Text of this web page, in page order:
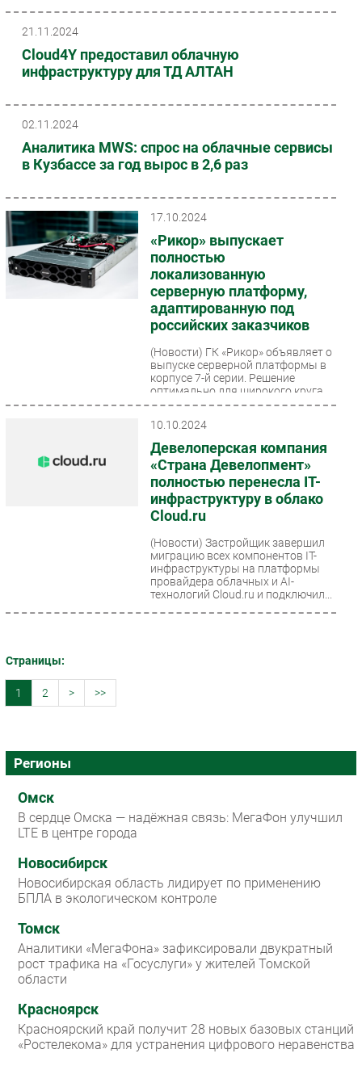
21.11.2024
Cloud4Y предоставил облачную
инфраструктуру для ТД АЛТАН
02.11.2024
Аналитика MWS: спрос на облачные сервисы
в Кузбассе за год вырос в 2,6 раз
17.10.2024
«Рикор» выпускает
полностью
локализованную
серверную платформу,
адаптированную под
российских заказчиков
(Новости) ГК «Рикор» объявляет о
выпуске серверной платформы в
корпусе 7-й серии. Решение
оптимально для широкого круга
организаций — от корпораций...
10.10.2024
Девелоперская компания
«Страна Девелопмент»
полностью перенесла IT-
инфраструктуру в облако
Cloud.ru
(Новости) Застройщик завершил
миграцию всех компонентов IT-
инфраструктуры на платформы
провайдера облачных и AI-
технологий Cloud.ru и подключил...
Страницы:
1 2 > >>
Регионы
Омск
В сердце Омска — надёжная связь: МегаФон улучшил
LTE в центре города
Новосибирск
Новосибирская область лидирует по применению
БПЛА в экологическом контроле
Томск
Аналитики «МегаФона» зафиксировали двукратный
рост трафика на «Госуслуги» у жителей Томской
области
Красноярск
Красноярский край получит 28 новых базовых станций
«Ростелекома» для устранения цифрового неравенства